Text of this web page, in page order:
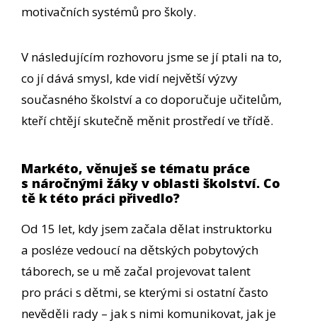
motivačních systémů pro školy.
V následujícím rozhovoru jsme se jí ptali na to,
co jí dává smysl, kde vidí největší výzvy
současného školství a co doporučuje učitelům,
kteří chtějí skutečně měnit prostředí ve třídě.
Markéto, věnuješ se tématu práce
s náročnými žáky v oblasti školství. Co
tě k této práci přivedlo?
Od 15 let, kdy jsem začala dělat instruktorku
a posléze vedoucí na dětských pobytových
táborech, se u mě začal projevovat talent
pro práci s dětmi, se kterými si ostatní často
nevěděli rady – jak s nimi komunikovat, jak je